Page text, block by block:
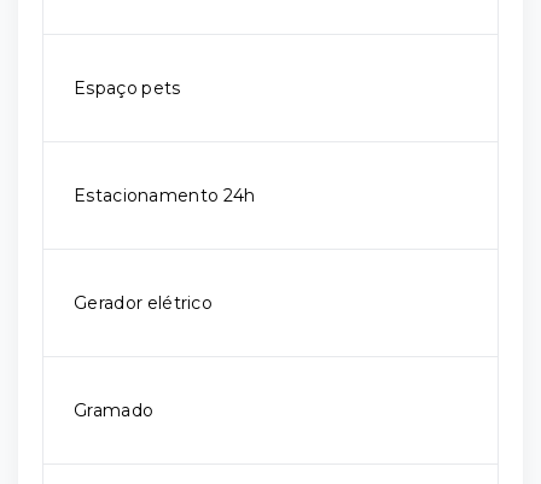
Espaço pets
Estacionamento 24h
Gerador elétrico
Gramado